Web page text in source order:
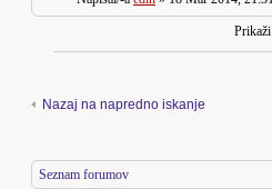
Nazaj na napredno iskanje
Seznam forumov